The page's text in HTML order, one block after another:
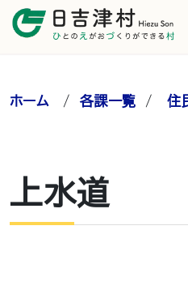
ホーム /各課一覧 /住
上水道